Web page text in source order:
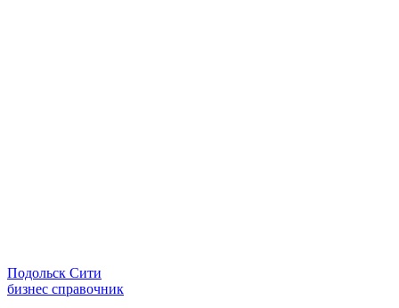
Подольск Сити
бизнес справочник